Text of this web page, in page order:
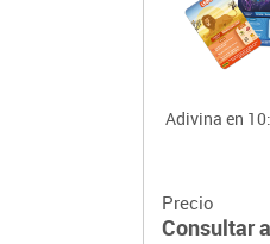
Adivina en
Precio
Consultar